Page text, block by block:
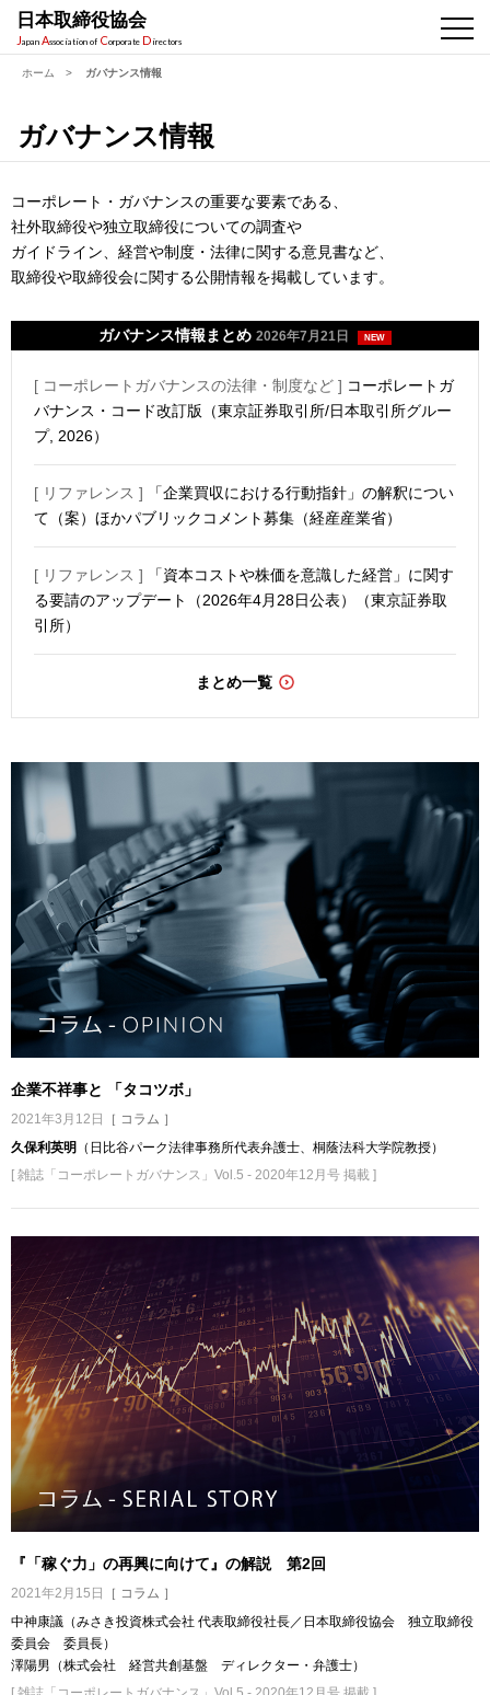
日本取締役協会
Japan Association of Corporate D irectors
ホーム > ガバナンス情報
ガバナンス情報
コーポレート・ガバナンスの重要な要素である、
社外取締役や独立取締役についての調査や
ガイドライン、経営や制度・法律に関する意見書など、
取締役や取締役会に関する公開情報を掲載しています。
ガバナンス情報まとめ 2026年7月21日 NEW
[ コーポレートガバナンスの法律・制度など ] コーポレートガ
バナンス・コード改訂版（東京証券取引所/日本取引所グルー
プ, 2026）
[ リファレンス ] 「企業買収における行動指針」の解釈につい
て（案）ほかパブリックコメント募集（経産産業省）
[ リファレンス ] 「資本コストや株価を意識した経営」に関す
る要請のアップデート（2026年4月28日公表）（東京証券取
引所）
まとめ一覧
企業不祥事と 「タコツボ」
2021年3月12日
［ コラム ］
久保利英明
（日比谷パーク法律事務所代表弁護士、桐蔭法科大学院教授）
[ 雑誌「コーポレートガバナンス」Vol.5 - 2020年12月号 掲載 ]
『「稼ぐ力」の再興に向けて』の解説 第2回
2021年2月15日
［ コラム ］
中神康議（みさき投資株式会社 代表取締役社長／日本取締役協会 独立取締役
委員会 委員長）
澤陽男（株式会社 経営共創基盤 ディレクター・弁護士）